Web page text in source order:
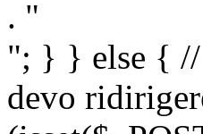
. "
"; } } else { //
devo